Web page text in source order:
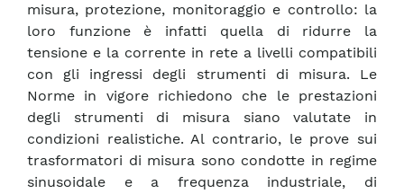
misura, protezione, monitoraggio e controllo: la
loro funzione è infatti quella di ridurre la
tensione e la corrente in rete a livelli compatibili
con gli ingressi degli strumenti di misura. Le
Norme in vigore richiedono che le prestazioni
degli strumenti di misura siano valutate in
condizioni realistiche. Al contrario, le prove sui
trasformatori di misura sono condotte in regime
sinusoidale e a frequenza industriale, di